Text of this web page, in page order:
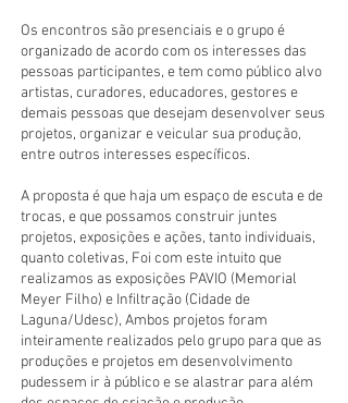
Os encontros são presenciais e o grupo é
organizado de acordo com os interesses das
pessoas participantes, e tem como público alvo
artistas, curadores, educadores, gestores e
demais pessoas que desejam desenvolver seus
projetos, organizar e veicular sua produção,
entre outros interesses específicos.
A proposta é que haja um espaço de escuta e de
trocas, e que possamos construir juntes
projetos, exposições e ações, tanto individuais,
quanto coletivas, Foi com este intuito que
realizamos as exposições PAVIO (Memorial
Meyer Filho) e Infiltração (Cidade de
Laguna/Udesc), Ambos projetos foram
inteiramente realizados pelo grupo para que as
produções e projetos em desenvolvimento
pudessem ir à público e se alastrar para além